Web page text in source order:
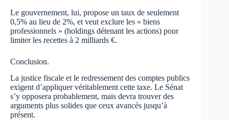
Le gouvernement, lui, propose un taux de seulement
0,5% au lieu de 2%, et veut exclure les « biens
professionnels » (holdings détenant les actions) pour
limiter les recettes à 2 milliards €.
Conclusion.
La justice fiscale et le redressement des comptes publics
exigent d’appliquer véritablement cette taxe. Le Sénat
s’y opposera probablement, mais devra trouver des
arguments plus solides que ceux avancés jusqu’à
présent.